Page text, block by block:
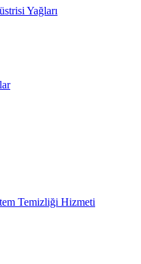
Yağları
Temizliği Hizmeti